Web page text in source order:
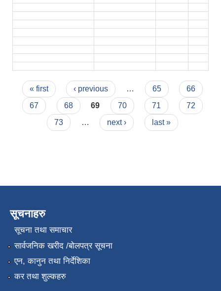
Pages
« first ‹ previous … 65
66
67
68 69 70 71
72
73
… next › last »
सूचनाहरु
सूचना तथा समाचार
सार्वजनिक खरीद /बोलपत्र सूचना
एन, कानुन तथा निर्देशिका
कर तथा शुल्कहरु